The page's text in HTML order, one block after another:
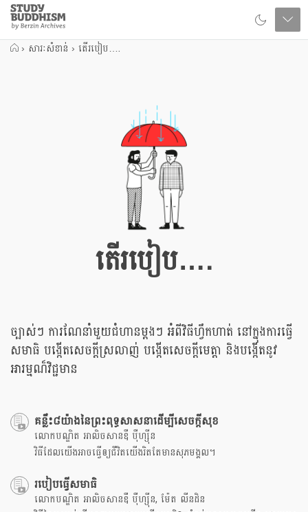
Close
Study
Buddhism
Home
› សារៈសំខាន់ › តើរបៀប….
តើរបៀប….
ច្បាស់ៗ ការណែនាំមួយជំហានម្តងៗ អំពីវិធីហ្វឹកហាត់ នៅក្នុងការធ្វើ
សមាធិ បង្កើតសេចក្តីស្រលាញ់ បង្កើតសេចក្តីមេត្តា និងបង្កើតនូវ
អារម្មណ៏វិជ្ជមាន
គន្លឹះ៨យ៉ាងនៃព្រះពុទ្ធសាសនាដើម្បីសេចក្តីសុខ
លោកបណ្ឌិត អាលិចសានឌឺ បុឺហ្សុីន
វិធីដែលយើងអាចធ្វើឲ្យជីវិតយើងរិតតែមានសុភមង្គល។
របៀបធ្វើសមាធិ
លោកបណ្ឌិត អាលិចសានឌឺ បុឺហ្សុីន, ម៉ែត លីនដិន